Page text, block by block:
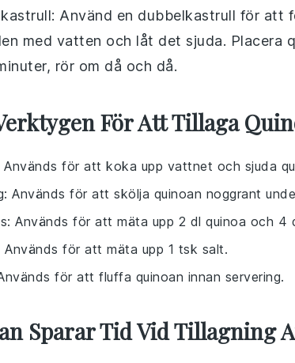
Använd en dubbelkastrull för att
med vatten och låt det sjuda. Placera
rör om då och då.
För Att Tillaga
Används för att koka upp vattnet och sjuda
: Används för att skölja quinoan noggrant
: Används för att mäta upp 2 dl quinoa och 4
Används för att mäta upp 1 tsk salt.
för att fluffa quinoan innan servering.
Sparar Tid Vid Tillagning